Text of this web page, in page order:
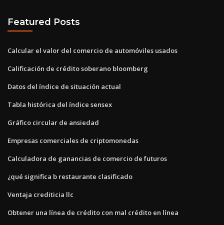
Featured Posts
Calcular el valor del comercio de automóviles usados
Calificación de crédito soberano bloomberg
Datos del índice de situación actual
Tabla histórica del índice sensex
Gráfico circular de ansiedad
Empresas comerciales de criptomonedas
Calculadora de ganancias de comercio de futuros
¿qué significa b restaurante clasificado
Ventaja crediticia llc
Obtener una línea de crédito con mal crédito en línea